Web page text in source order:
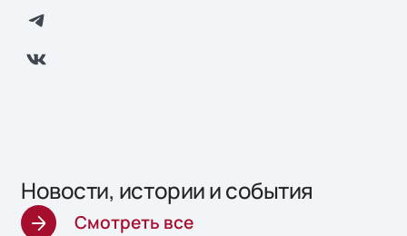
Новости, истории и события
Смотреть все